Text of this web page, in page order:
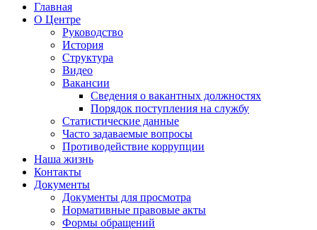
Главная
О Центре
Руководство
История
Структура
Видео
Вакансии
Сведения о вакантных должностях
Порядок поступления на службу
Статистические данные
Часто задаваемые вопросы
Противодействие коррупции
Наша жизнь
Контакты
Документы
Документы для просмотра
Нормативные правовые акты
Формы обращений